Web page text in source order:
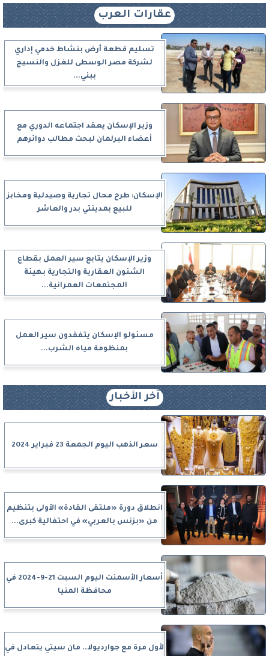
عقارات العرب
تسليم قطعة أرض بنشاط خدمي إداري
لشركة مصر الوسطى للغزل والنسيج
ببني...
وزير الإسكان يعقد اجتماعه الدوري مع
أعضاء البرلمان لبحث مطالب دوائرهم
الإسكان: طرح محال تجارية وصيدلية ومخابز
للبيع بمدينتي بدر والعاشر
وزير الإسكان يتابع سير العمل بقطاع
الشئون العقارية والتجارية بهيئة
المجتمعات العمرانية...
مسئولو الإسكان يتفقدون سير العمل
بمنظومة مياه الشرب...
آخر الأخبار
سعر الذهب اليوم الجمعة 23 فبراير 2024
انطلاق دورة «ملتقى القادة» الأولى بتنظيم
من «بزنس بالعربي» في احتفالية كبرى...
أسعار الأسمنت اليوم السبت 21-9-2024 في
محافظة المنيا
لأول مرة مع جوارديولا.. مان سيتي يتعادل في